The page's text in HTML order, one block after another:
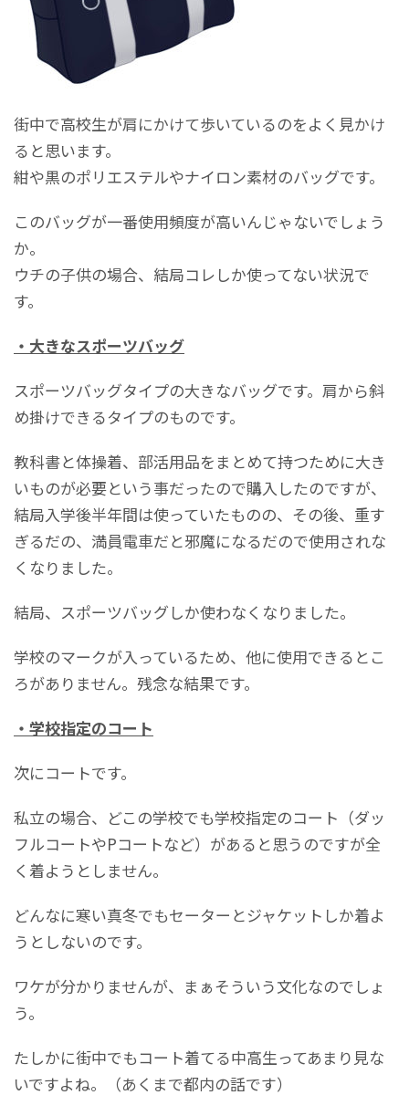
街中で高校生が肩にかけて歩いているのをよく見かけ
ると思います。
紺や黒のポリエステルやナイロン素材のバッグです。
このバッグが一番使用頻度が高いんじゃないでしょう
か。
ウチの子供の場合、結局コレしか使ってない状況で
す。
・大きなスポーツバッグ
スポーツバッグタイプの大きなバッグです。肩から斜
め掛けできるタイプのものです。
教科書と体操着、部活用品をまとめて持つために大き
いものが必要という事だったので購入したのですが、
結局入学後半年間は使っていたものの、その後、重す
ぎるだの、満員電車だと邪魔になるだので使用されな
くなりました。
結局、スポーツバッグしか使わなくなりました。
学校のマークが入っているため、他に使用できるとこ
ろがありません。残念な結果です。
・学校指定のコート
次にコートです。
私立の場合、どこの学校でも学校指定のコート（ダッ
フルコートやPコートなど）があると思うのですが全
く着ようとしません。
どんなに寒い真冬でもセーターとジャケットしか着よ
うとしないのです。
ワケが分かりませんが、まぁそういう文化なのでしょ
う。
たしかに街中でもコート着てる中高生ってあまり見な
いですよね。（あくまで都内の話です）